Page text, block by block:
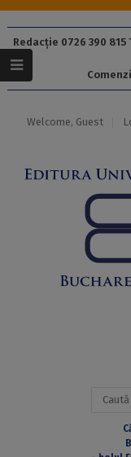
Redacție 0726 390
Welcome, Guest
Caută